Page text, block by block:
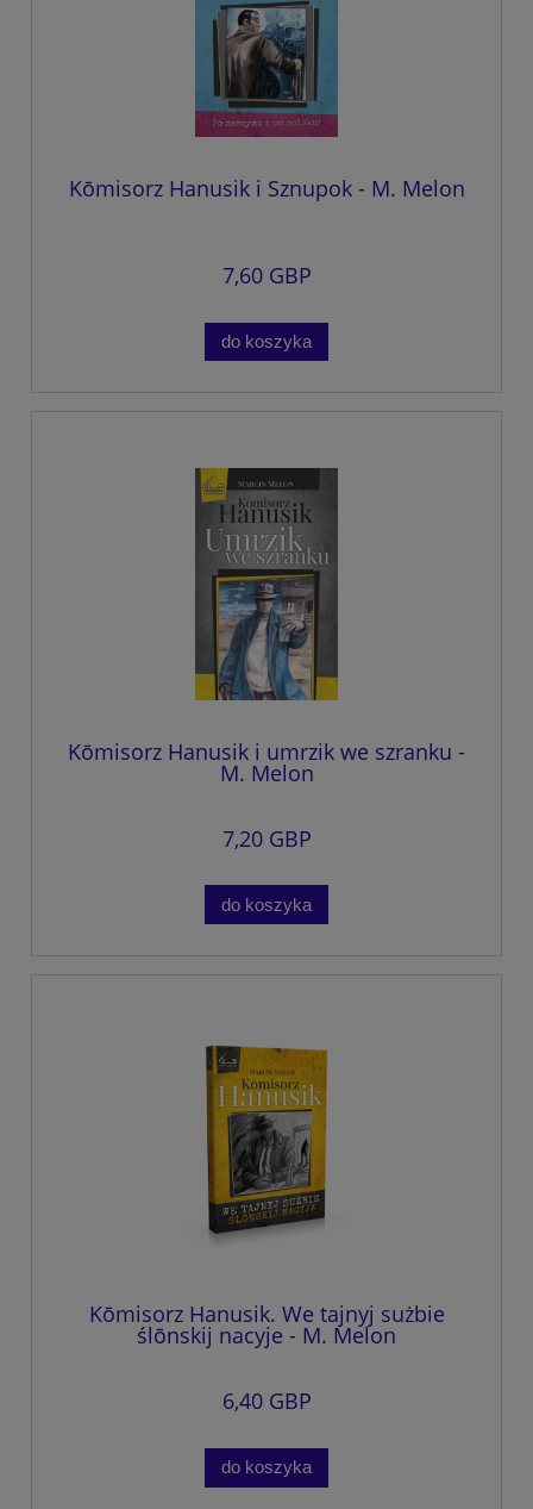
Kōmisorz Hanusik i Sznupok - M. Melon
7,60 GBP
do koszyka
Kōmisorz Hanusik i umrzik we szranku -
M. Melon
7,20 GBP
do koszyka
Kōmisorz Hanusik. We tajnyj sużbie
ślōnskij nacyje - M. Melon
6,40 GBP
do koszyka